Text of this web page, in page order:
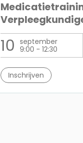
10 september
9:00 - 12:30
Inschrijven